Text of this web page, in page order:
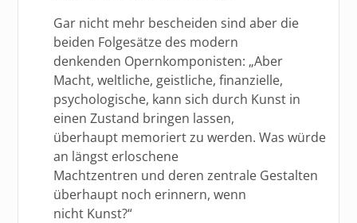
Gar nicht mehr bescheiden sind aber die
beiden Folgesätze des modern
denkenden Opernkomponisten: „Aber
Macht, weltliche, geistliche, finanzielle,
psychologische, kann sich durch Kunst in
einen Zustand bringen lassen,
überhaupt memoriert zu werden. Was würde
an längst erloschene
Machtzentren und deren zentrale Gestalten
überhaupt noch erinnern, wenn
nicht Kunst?“